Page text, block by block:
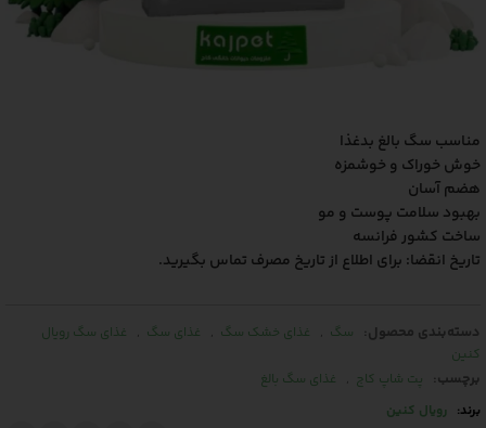
مناسب سگ بالغ بدغذا
خوش خوراک و خوشمزه
هضم آسان
بهبود سلامت پوست و مو
ساخت کشور فرانسه
تاریخ انقضا: برای اطلاع از تاریخ مصرف تماس بگیرید.
دسته‌بندی محصول: سگ , غذای خشک سگ , غذای سگ , غذای سگ رویال
کنین
برچسب: پت شاپ کاج , غذای سگ بالغ
برند: رویال کنین